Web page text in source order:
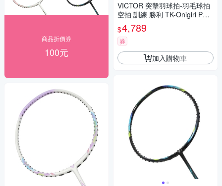
商品折價券
100元
VICTOR 突擊羽球拍-羽毛球拍
空拍 訓練 勝利 TK-Onigiri PRO
-U-4U 黑藍綠白橘
$4,789
券
加入購物車